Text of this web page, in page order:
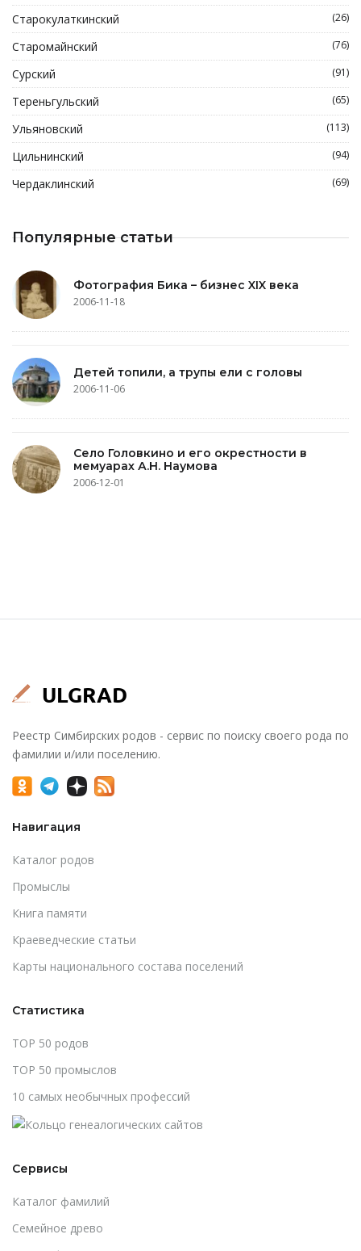
Старокулаткинский (26)
Старомайнский (76)
Сурский (91)
Тереньгульский (65)
Ульяновский (113)
Цильнинский (94)
Чердаклинский (69)
Популярные статьи
Фотография Бика – бизнес XIX века
2006-11-18
Детей топили, а трупы ели с головы
2006-11-06
Село Головкино и его окрестности в
мемуарах А.Н. Наумова
2006-12-01
Реестр Симбирских родов - сервис по поиску своего рода по
фамилии и/или поселению.
Навигация
Каталог родов
Промыслы
Книга памяти
Краеведческие статьи
Карты национального состава поселений
Статистика
TOP 50 родов
TOP 50 промыслов
10 самых необычных профессий
Сервисы
Каталог фамилий
Cемейное древо